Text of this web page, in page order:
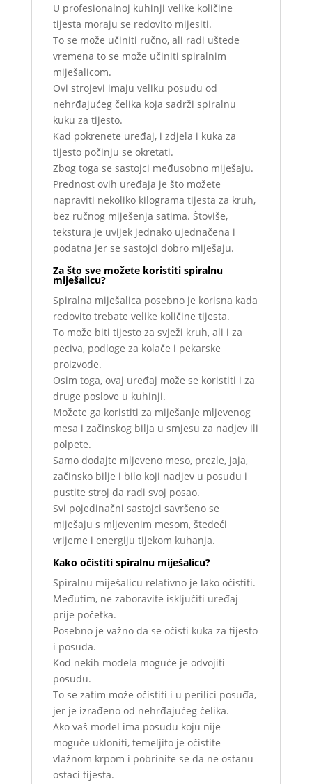
U profesionalnoj kuhinji velike količine
tijesta moraju se redovito mijesiti.
To se može učiniti ručno, ali radi uštede
vremena to se može učiniti spiralnim
miješalicom.
Ovi strojevi imaju veliku posudu od
nehrđajućeg čelika koja sadrži spiralnu
kuku za tijesto.
Kad pokrenete uređaj, i zdjela i kuka za
tijesto počinju se okretati.
Zbog toga se sastojci međusobno miješaju.
Prednost ovih uređaja je što možete
napraviti nekoliko kilograma tijesta za kruh,
bez ručnog miješenja satima. Štoviše,
tekstura je uvijek jednako ujednačena i
podatna jer se sastojci dobro miješaju.
Za što sve možete koristiti spiralnu
miješalicu?
Spiralna miješalica posebno je korisna kada
redovito trebate velike količine tijesta.
To može biti tijesto za svježi kruh, ali i za
peciva, podloge za kolače i pekarske
proizvode.
Osim toga, ovaj uređaj može se koristiti i za
druge poslove u kuhinji.
Možete ga koristiti za miješanje mljevenog
mesa i začinskog bilja u smjesu za nadjev ili
polpete.
Samo dodajte mljeveno meso, prezle, jaja,
začinsko bilje i bilo koji nadjev u posudu i
pustite stroj da radi svoj posao.
Svi pojedinačni sastojci savršeno se
miješaju s mljevenim mesom, štedeći
vrijeme i energiju tijekom kuhanja.
Kako očistiti spiralnu miješalicu?
Spiralnu miješalicu relativno je lako očistiti.
Međutim, ne zaboravite isključiti uređaj
prije početka.
Posebno je važno da se očisti kuka za tijesto
i posuda.
Kod nekih modela moguće je odvojiti
posudu.
To se zatim može očistiti i u perilici posuđa,
jer je izrađeno od nehrđajućeg čelika.
Ako vaš model ima posudu koju nije
moguće ukloniti, temeljito je očistite
vlažnom krpom i pobrinite se da ne ostanu
ostaci tijesta.